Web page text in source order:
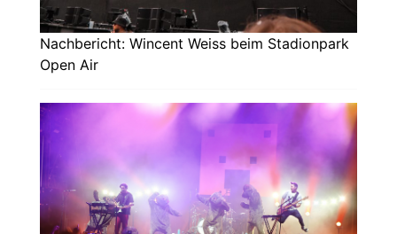
Nachbericht: Wincent Weiss beim Stadionpark
Open Air